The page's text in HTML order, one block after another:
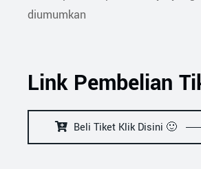
diumumkan
Link Pembelian
Beli Tiket Klik Disini 🙂